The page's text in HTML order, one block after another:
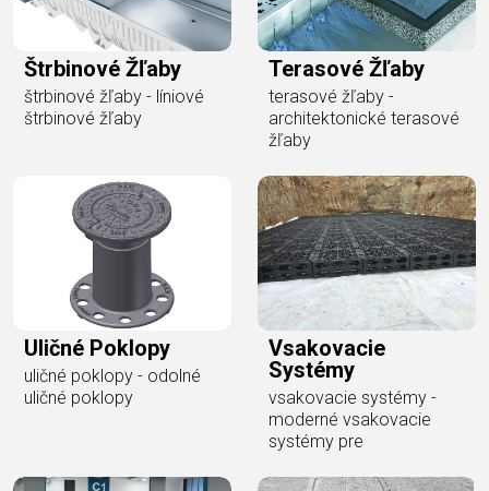
Štrbinové Žľaby
štrbinové žľaby - líniové
štrbinové žľaby
Terasové Žľaby
terasové žľaby -
architektonické terasové
žľaby
Uličné Poklopy
uličné poklopy - odolné
uličné poklopy
Vsakovacie
Systémy
vsakovacie systémy -
moderné vsakovacie
systémy pre